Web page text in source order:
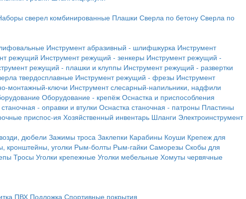
сверел комбинированные Плашки Сверла по бетону Сверла по
Инструмент абразивный - шлифшкурка Инструмент
режущий Инструмент режущий - зенкеры Инструмент режущий -
режущий - плашки и клуппы Инструмент режущий - развертки
твердосплавные Инструмент режущий - фрезы Инструмент
монтажный-ключи Инструмент слесарный-напильники, надфили
Оборудование - крепёж Оснастка и приспособления
- оправки и втулки Оснастка станочная - патроны Пластины
приспос-ия Хозяйственный инвентарь Шланги Электроинструмент
дюбели Зажимы троса Заклепки Карабины Коуши Крепеж для
кронштейны, уголки Рым-болты Рым-гайки Саморезы Скобы для
Тросы Уголки крепежные Уголки мебельные Хомуты червячные
ПВХ Подложка Спортивные покрытия